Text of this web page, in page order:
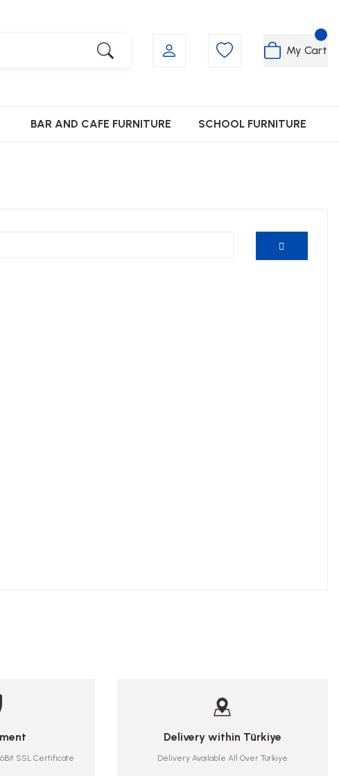
My Cart
BAR AND CAFE FURNITURE SCHOOL FURNITURE
SSL Certificate
Delivery within Türkiye
Delivery Available All Over Türkiye